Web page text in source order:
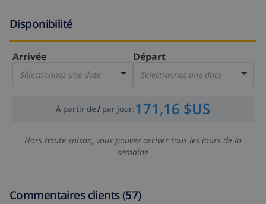
Disponibilité
Arrivée
Sélectionnez une date
Départ
Sélectionnez une date
À partir de/ par jour:171,16 $US
Hors haute saison, vous pouvez arriver tous les jours de la
semaine
Commentaires clients (57)